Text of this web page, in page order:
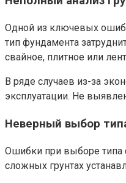
Одной из ключевых
тип фундамента
свайное, плитное или
В ряде случаев из-за
эксплуатации. Не
Неверный выбор
Ошибки при выборе типа
сложных грунтах